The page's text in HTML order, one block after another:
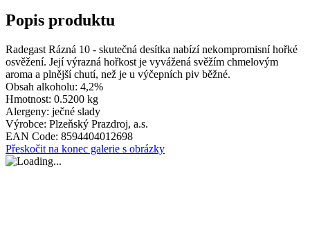
Popis produktu
Radegast Rázná 10 - skutečná desítka nabízí nekompromisní hořké
osvěžení. Její výrazná hořkost je vyvážená svěžím chmelovým
aroma a plnější chutí, než je u výčepních piv běžné.
Obsah alkoholu: 4,2%
Hmotnost: 0.5200 kg
Alergeny: ječné slady
Výrobce: Plzeňský Prazdroj, a.s.
EAN Code: 8594404012698
Přeskočit na konec galerie s obrázky